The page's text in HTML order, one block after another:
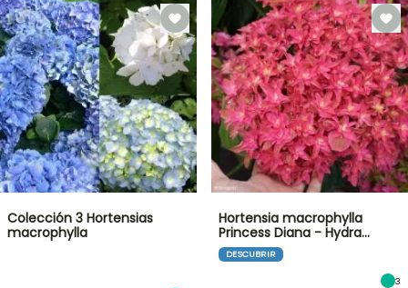
Colección 3 Hortensias
macrophylla
Hortensia macrophylla
Princess Diana - Hydra…
DESCUBRIR
3